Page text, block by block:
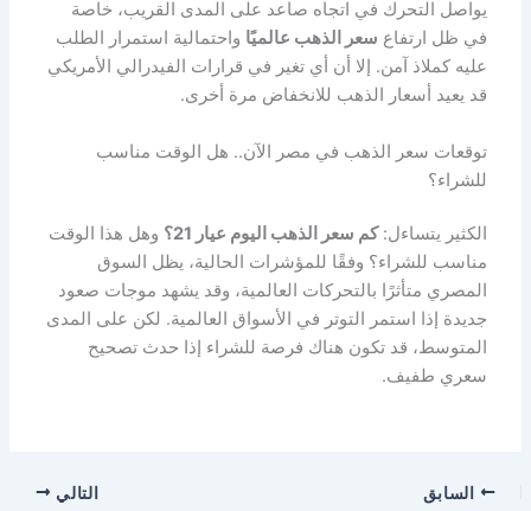
يواصل التحرك في اتجاه صاعد على المدى القريب، خاصة
في ظل ارتفاع سعر الذهب عالميًا واحتمالية استمرار الطلب
عليه كملاذ آمن. إلا أن أي تغير في قرارات الفيدرالي الأمريكي
قد يعيد أسعار الذهب للانخفاض مرة أخرى.
توقعات سعر الذهب في مصر الآن.. هل الوقت مناسب
للشراء؟
الكثير يتساءل:كم سعر الذهب اليوم عيار 21؟
وهل هذا الوقت
مناسب للشراء؟ وفقًا للمؤشرات الحالية، يظل السوق
المصري متأثرًا بالتحركات العالمية، وقد يشهد موجات صعود
جديدة إذا استمر التوتر في الأسواق العالمية. لكن على المدى
المتوسط، قد تكون هناك فرصة للشراء إذا حدث تصحيح
سعري طفيف.
السابق التالي